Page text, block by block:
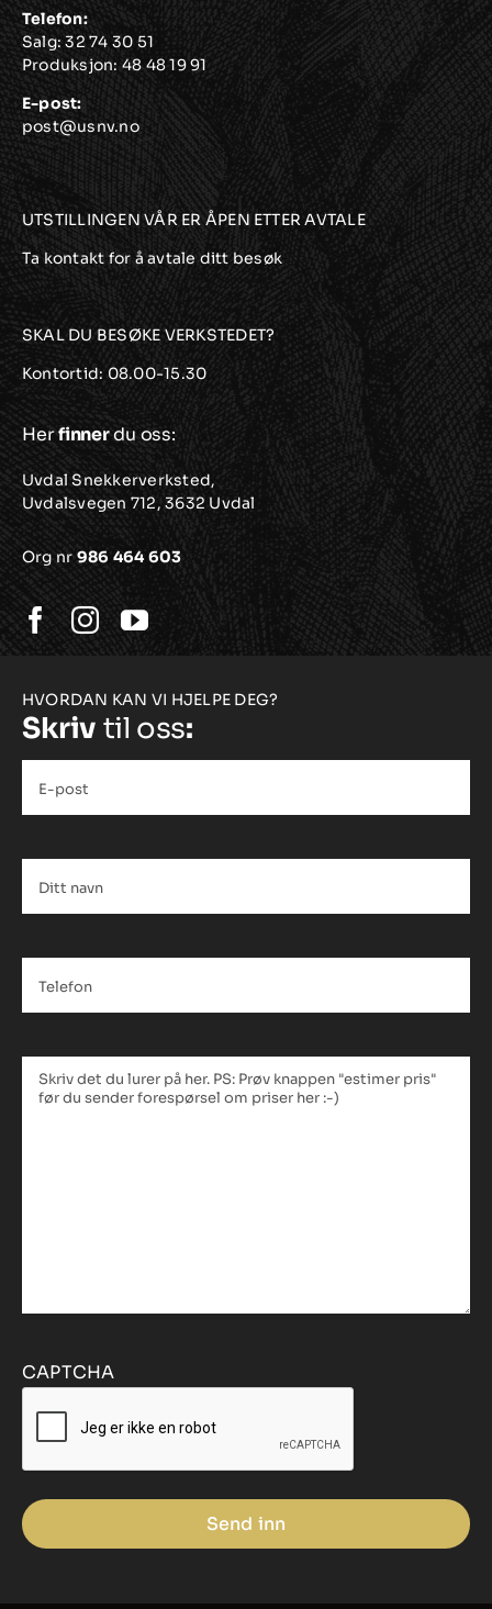
Telefon:
Salg:32 74 30 51
Produksjon: 48 48 19 91
E-post:
post@usnv.no
UTSTILLINGEN VÅR ER ÅPEN ETTER AVTALE
Ta kontakt for å avtale ditt besøk
SKAL DU BESØKE VERKSTEDET?
Kontortid: 08.00-15.30
Herfinnerdu oss:
Uvdal Snekkerverksted,
Uvdalsvegen 712, 3632 Uvdal
Org nr 986 464 603
HVORDAN KAN VI HJELPE DEG?
Skriv til oss:
post
Tekstfelt *
CAPTCHA